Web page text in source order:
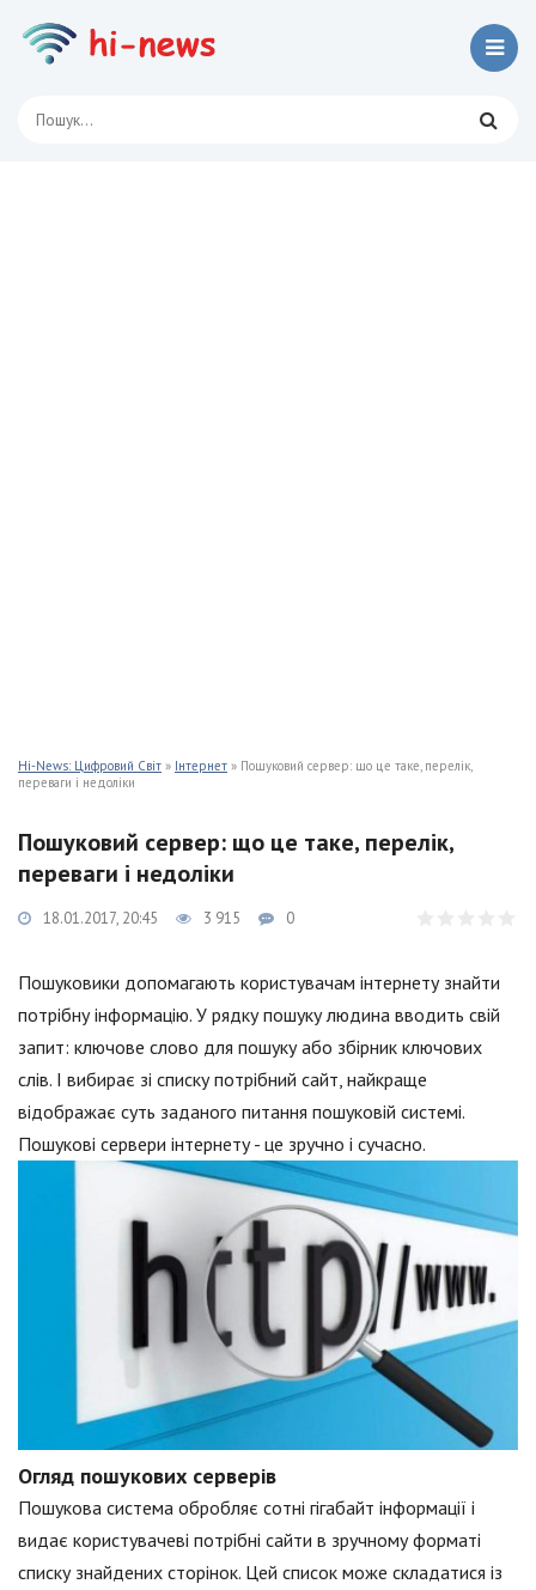
Hi-News: Цифровий Світ » Інтернет » Пошуковий сервер: що це таке, перелік,
переваги і недоліки
Пошуковий сервер: що це таке, перелік,
переваги і недоліки
18.01.2017, 20:45 3 915 0
Пошуковики допомагають користувачам інтернету знайти
потрібну інформацію. У рядку пошуку людина вводить свій
запит: ключове слово для пошуку або збірник ключових
слів. І вибирає зі списку потрібний сайт, найкраще
відображає суть заданого питання пошуковій системі.
Пошукові сервери інтернету - це зручно і сучасно.
Огляд пошукових серверів
Пошукова система обробляє сотні гігабайт інформації і
видає користувачеві потрібні сайти в зручному форматі
списку знайдених сторінок. Цей список може складатися із